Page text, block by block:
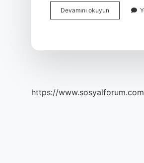
Devamını okuyun Züleyha
Yaman
https://